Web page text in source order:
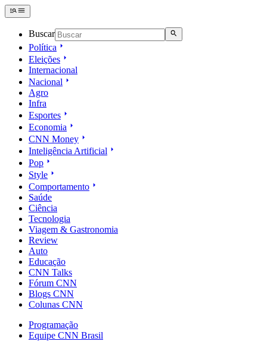
Buscar
Política
Eleições
Internacional
Nacional
Agro
Infra
Esportes
Economia
CNN Money
Inteligência Artificial
Pop
Style
Comportamento
Saúde
Ciência
Tecnologia
Viagem & Gastronomia
Review
Auto
Educação
CNN Talks
Fórum CNN
Blogs CNN
Colunas CNN
Programação
Equipe CNN Brasil